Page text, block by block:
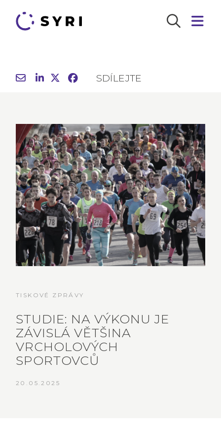
SDÍLEJTE
TISKOVÉ ZPRÁVY
STUDIE: NA VÝKONU JE
ZÁVISLÁ VĚTŠINA
VRCHOLOVÝCH
SPORTOVCŮ
20.05.2025